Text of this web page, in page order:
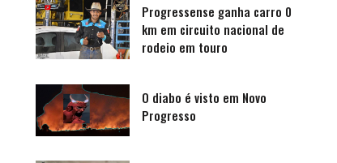
Progressense ganha carro 0
km em circuito nacional de
rodeio em touro
O diabo é visto em Novo
Progresso